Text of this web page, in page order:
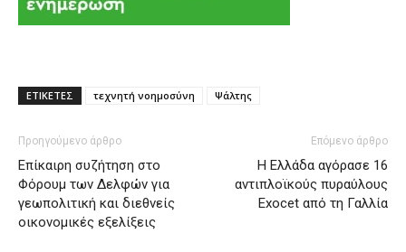
ΕΤΙΚΕΤΕΣ τεχνητή νοημοσύνη Ψάλτης
Προηγούμενο άρθρο
Επίκαιρη συζήτηση στο
Φόρουμ των Δελφών για
γεωπολιτική και διεθνείς
οικονομικές εξελίξεις
Επόμενο άρθρο
Η Ελλάδα αγόρασε 16
αντιπλοϊκούς πυραύλους
Exocet από τη Γαλλία